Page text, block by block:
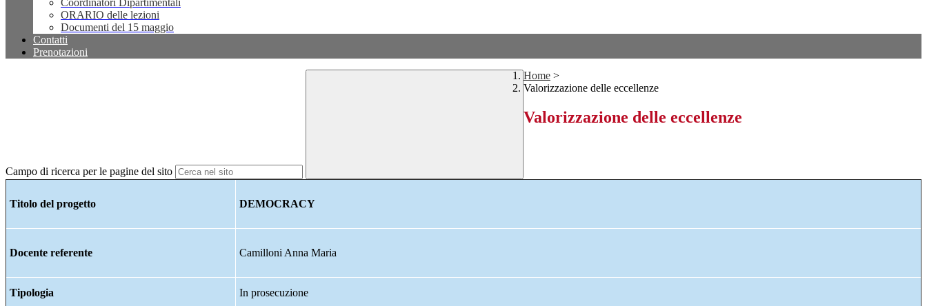
Coordinatori Dipartimentali
ORARIO delle lezioni
Documenti del 15 maggio
Contatti
Prenotazioni
Campo di ricerca per le pagine del sito
Home >
Valorizzazione delle eccellenze
Valorizzazione delle eccellenze
Titolo del progetto DEMOCRACY
Docente referente Camilloni Anna Maria
Tipologia In prosecuzione